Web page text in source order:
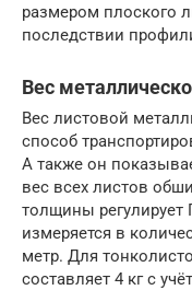
размером плоского
последствии
Вес
Вес листовой
способ
А также он
вес всех листов
толщины регулирует
измеряется в
метр. Для
составляет 4 кг с